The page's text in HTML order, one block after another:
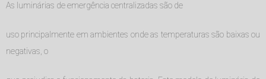
As luminárias de emergência centralizadas são de
uso principalmente em ambientes onde as temperaturas são baixas ou
negativas, o